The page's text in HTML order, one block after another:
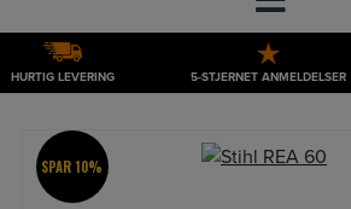
Hop
indholdet
HURTIG LEVERING 5-STJERNET ANMELDELSER
SPAR 10%